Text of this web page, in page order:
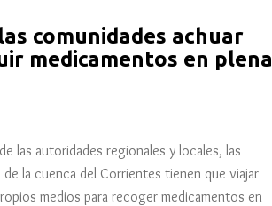
comunidades achuar
medicamentos en plena
las autoridades regionales y locales, las
de la cuenca del Corrientes tienen que viajar
medios para recoger medicamentos en